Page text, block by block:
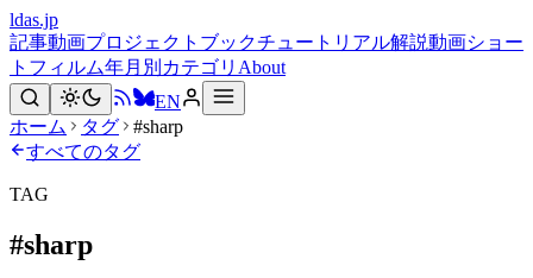
ldas.jp
記事動画プロジェクト ブックチュートリアル解説動画ショー
トフィルム年月別 カテゴリ About
EN
ホーム
タグ
#sharp
すべてのタグ
TAG
#sharp